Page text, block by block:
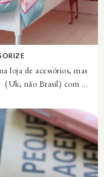
loja de acessórios, mas
(Uk, não Brasil) com ...